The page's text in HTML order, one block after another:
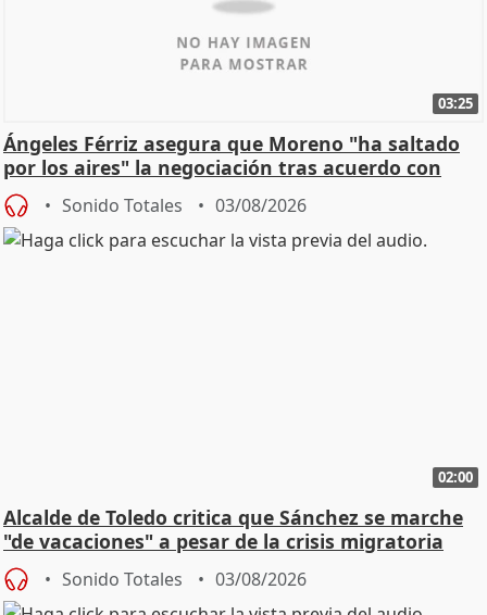
03:25
Ángeles Férriz asegura que Moreno "ha saltado
por los aires" la negociación tras acuerdo con
SMA
Sonido Totales 03/08/2026
02:00
Alcalde de Toledo critica que Sánchez se marche
"de vacaciones" a pesar de la crisis migratoria
Sonido Totales 03/08/2026